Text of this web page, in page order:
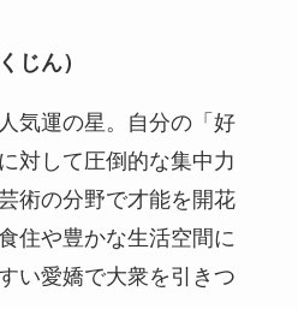
じん）
気運の星。自分の「好
対して圧倒的な集中力
術の分野で才能を開花
住や豊かな生活空間に
い愛嬌で大衆を引きつ